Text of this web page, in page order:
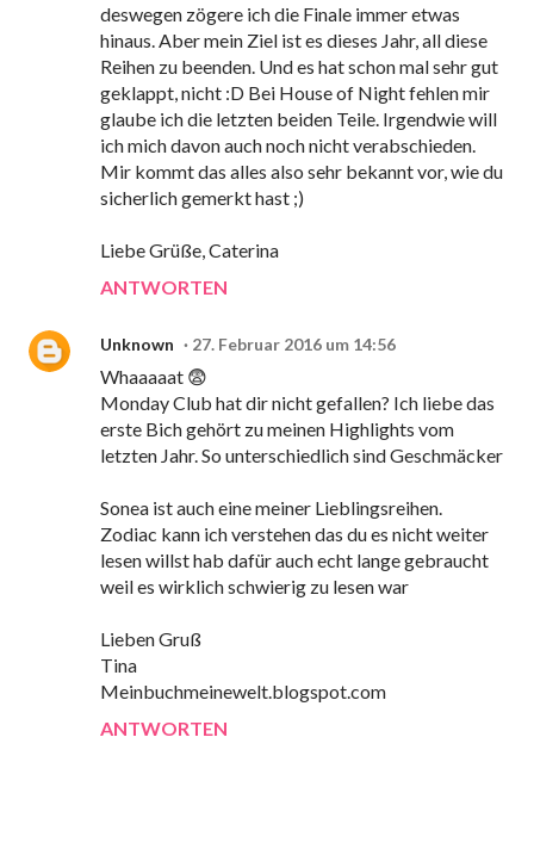
deswegen zögere ich die Finale immer etwas
hinaus. Aber mein Ziel ist es dieses Jahr, all diese
Reihen zu beenden. Und es hat schon mal sehr gut
geklappt, nicht :D Bei House of Night fehlen mir
glaube ich die letzten beiden Teile. Irgendwie will
ich mich davon auch noch nicht verabschieden.
Mir kommt das alles also sehr bekannt vor, wie du
sicherlich gemerkt hast ;)
Liebe Grüße, Caterina
ANTWORTEN
Unknown 27. Februar 2016 um 14:56
Whaaaaat 😨
Monday Club hat dir nicht gefallen? Ich liebe das
erste Bich gehört zu meinen Highlights vom
letzten Jahr. So unterschiedlich sind Geschmäcker
Sonea ist auch eine meiner Lieblingsreihen.
Zodiac kann ich verstehen das du es nicht weiter
lesen willst hab dafür auch echt lange gebraucht
weil es wirklich schwierig zu lesen war
Lieben Gruß
Tina
Meinbuchmeinewelt.blogspot.com
ANTWORTEN